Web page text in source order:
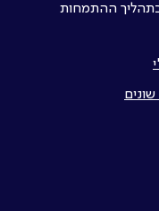
בתהליך ההתמחות